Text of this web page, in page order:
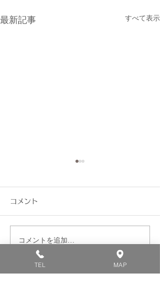
最新記事 すべて表示
だきましてありがとうござい
ます。 誠に勝手ながら、8月
季休暇とさせていただきま
す。 よろしくお願いいたしま
す。
コメント
コメントを追加…
TEL MAP